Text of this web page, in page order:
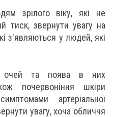
зрілого віку, які не
тиск, звернути увагу на
з'являються у людей, які
очей та поява в них
почервоніння шкіри
артеріальної
увагу, хоча обличчя